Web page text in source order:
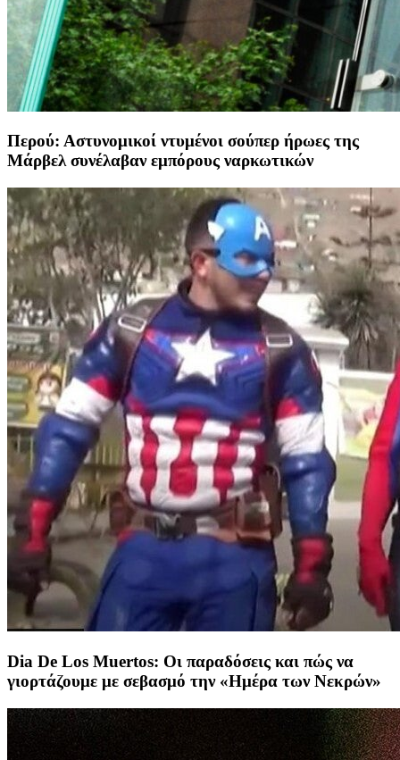
Περού: Αστυνομικοί ντυμένοι σούπερ ήρωες της
Μάρβελ συνέλαβαν εμπόρους ναρκωτικών
Dia De Los Muertos: Οι παραδόσεις και πώς να
γιορτάζουμε με σεβασμό την «Ημέρα των Νεκρών»